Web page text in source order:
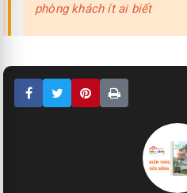
phòng khách ít ai biết